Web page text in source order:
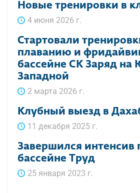
Новые тренировки в
4 июня 2026 г.
Стартовали
плаванию и
бассейне СК Заряд на
Западной
2 марта 2026 г.
Клубный выезд в
11 декабря 2025 г.
Завершился интенсив
бассейне Труд
25 января 2023 г.